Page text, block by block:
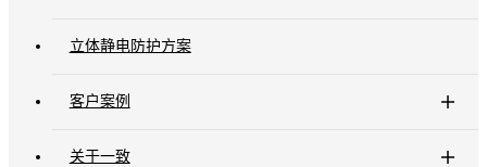
立体静电防护方案
客户案例
关于一致